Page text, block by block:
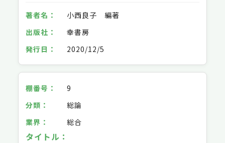
小西良子 編著
幸書房
2020/12/5
9
総論
総合